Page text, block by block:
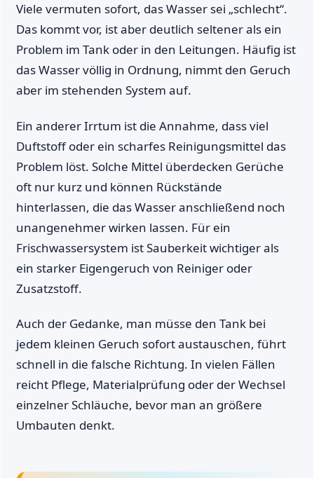
Viele vermuten sofort, das Wasser sei „schlecht“.
Das kommt vor, ist aber deutlich seltener als ein
Problem im Tank oder in den Leitungen. Häufig ist
das Wasser völlig in Ordnung, nimmt den Geruch
aber im stehenden System auf.
Ein anderer Irrtum ist die Annahme, dass viel
Duftstoff oder ein scharfes Reinigungsmittel das
Problem löst. Solche Mittel überdecken Gerüche
oft nur kurz und können Rückstände
hinterlassen, die das Wasser anschließend noch
unangenehmer wirken lassen. Für ein
Frischwassersystem ist Sauberkeit wichtiger als
ein starker Eigengeruch von Reiniger oder
Zusatzstoff.
Auch der Gedanke, man müsse den Tank bei
jedem kleinen Geruch sofort austauschen, führt
schnell in die falsche Richtung. In vielen Fällen
reicht Pflege, Materialprüfung oder der Wechsel
einzelner Schläuche, bevor man an größere
Umbauten denkt.